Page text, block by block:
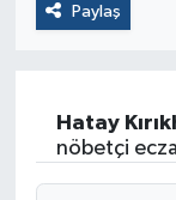
Paylaş
Hatay
nöbetçi
Magazin
Sağlık
Haber Arşivi